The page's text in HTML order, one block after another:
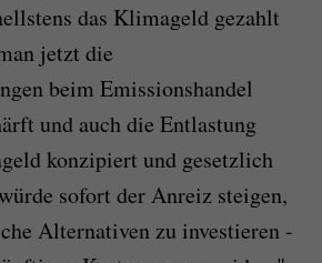
das Klimageld gezahlt
jetzt die
beim Emissionshandel
und auch die Entlastung
konzipiert und gesetzlich
sofort der Anreiz steigen,
Alternativen zu investieren -